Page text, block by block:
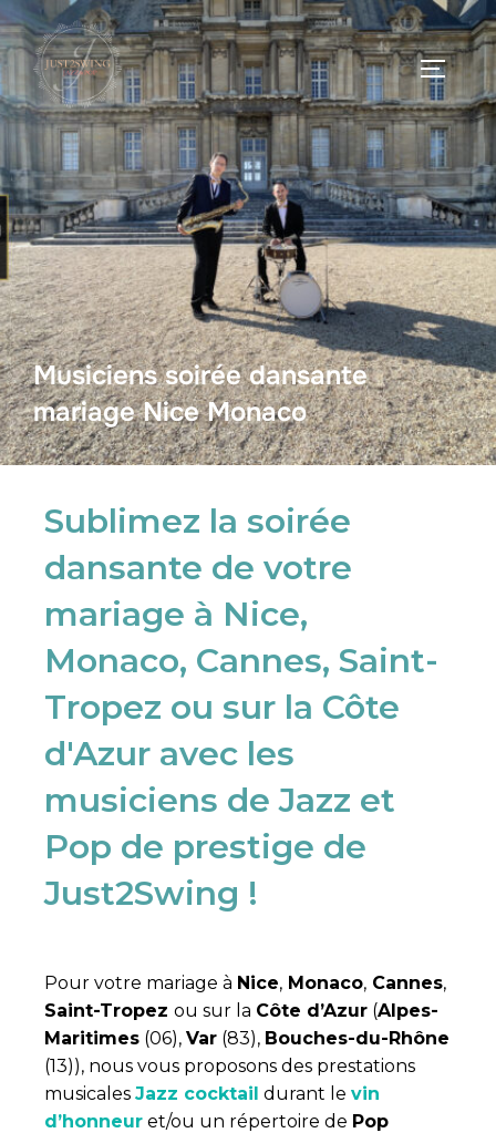
Musiciens soirée dansante
mariage Nice Monaco
Sublimez la soirée
dansante de votre
mariage à Nice,
Monaco, Cannes, Saint-
Tropez ou sur la Côte
d'Azur avec les
musiciens de Jazz et
Pop de prestige de
Just2Swing ! ​
Pour votre mariage à Nice, Monaco, Cannes,
Saint-Tropez ou sur la Côte d’Azur (Alpes-
Maritimes (06), Var (83), Bouches-du-Rhône
(13)), nous vous proposons des prestations
musicales Jazz cocktail durant le vin
d’honneur et/ou un répertoire de Pop